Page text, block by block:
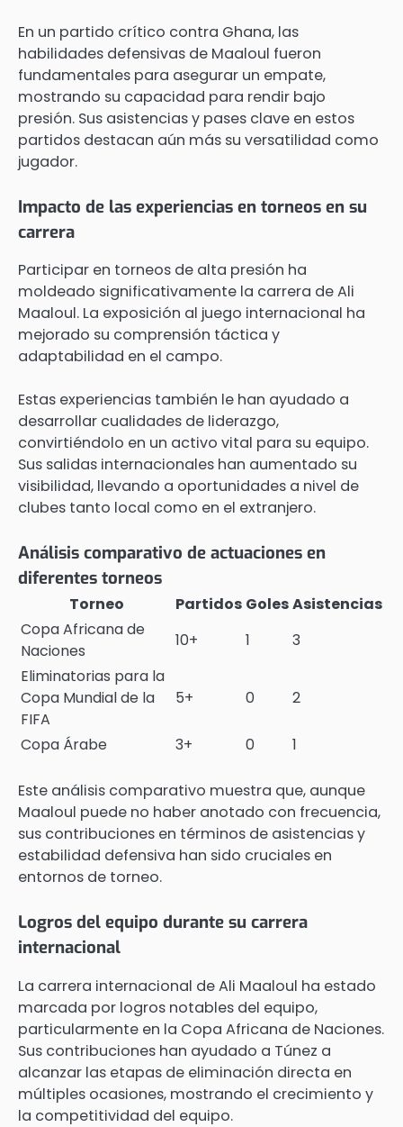
En un partido crítico contra Ghana, las
habilidades defensivas de Maaloul fueron
fundamentales para asegurar un empate,
mostrando su capacidad para rendir bajo
presión. Sus asistencias y pases clave en estos
partidos destacan aún más su versatilidad como
jugador.
Impacto de las experiencias en torneos en su
carrera
Participar en torneos de alta presión ha
moldeado significativamente la carrera de Ali
Maaloul. La exposición al juego internacional ha
mejorado su comprensión táctica y
adaptabilidad en el campo.
Estas experiencias también le han ayudado a
desarrollar cualidades de liderazgo,
convirtiéndolo en un activo vital para su equipo.
Sus salidas internacionales han aumentado su
visibilidad, llevando a oportunidades a nivel de
clubes tanto local como en el extranjero.
Análisis comparativo de actuaciones en
diferentes torneos
Torneo Partidos GolesAsistencias
Copa Africana de
Naciones
10+ 1
3
Eliminatorias para la
Copa Mundial de la
FIFA
5+ 0 2
Copa Árabe 3+ 0 1
Este análisis comparativo muestra que, aunque
Maaloul puede no haber anotado con frecuencia,
sus contribuciones en términos de asistencias y
estabilidad defensiva han sido cruciales en
entornos de torneo.
Logros del equipo durante su carrera
internacional
La carrera internacional de Ali Maaloul ha estado
marcada por logros notables del equipo,
particularmente en la Copa Africana de Naciones.
Sus contribuciones han ayudado a Túnez a
alcanzar las etapas de eliminación directa en
múltiples ocasiones, mostrando el crecimiento y
la competitividad del equipo.